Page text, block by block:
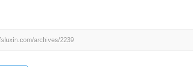
archives/2239